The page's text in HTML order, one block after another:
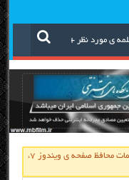
چگونه تنظیمات محافظ صفحه ی ویندوز ۷،